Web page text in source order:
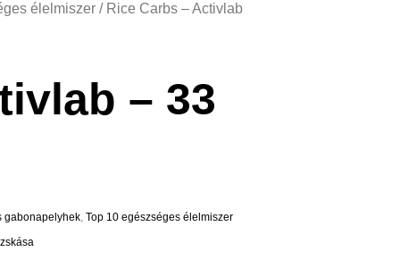
élelmiszer / Rice Carbs – Activlab
– 33
gabonapelyhek, Top 10 egészséges élelmiszer